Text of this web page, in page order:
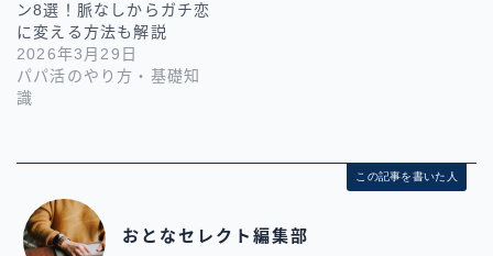
ン8選！脈なしからガチ恋
に変える方法も解説
2026年3月29日
パパ活のやり方・基礎知
識
この記事を書いた人
おとなセレクト編集部